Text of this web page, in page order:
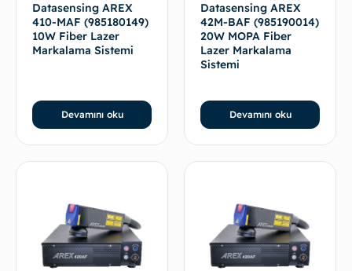
Datasensing AREX
410-MAF (985180149)
10W Fiber Lazer
Markalama Sistemi
Devamını oku
Datasensing AREX
42M-BAF (985190014)
20W MOPA Fiber
Lazer Markalama
Sistemi
Devamını oku